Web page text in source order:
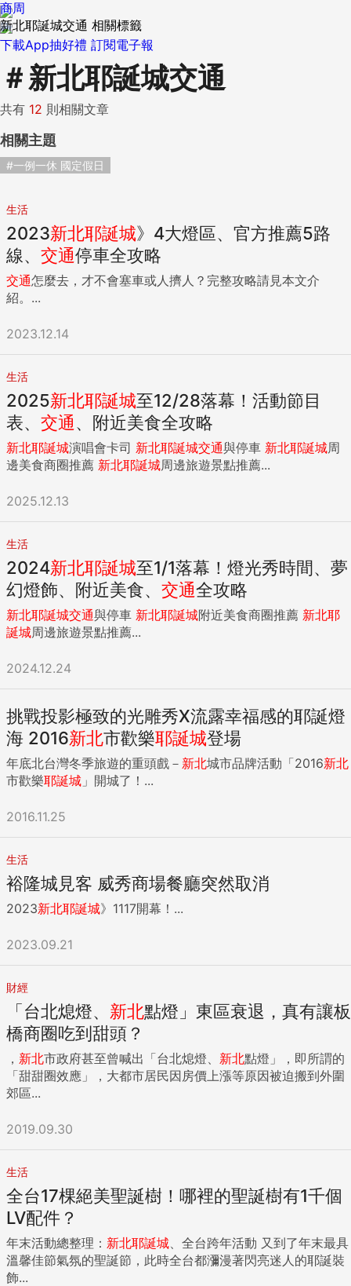
下載App抽好禮 訂閱電子報
商周
新北耶誕城交通 相關標籤
＃ 新北耶誕城交通
共有 12 則相關文章
相關主題
#一例一休 國定假日
生活
2023新北耶誕城》4大燈區、官方推薦5路
線、 交通停車全攻略
交通怎麼去，才不會塞車或人擠人？完整攻略請見本文介
紹。...
2023.12.14
生活
2025新北耶誕城至12/28落幕！活動節目
表、 交通、附近美食全攻略
新北耶誕城演唱會卡司 新北耶誕城交通與停車 新北耶誕城周
邊美食商圈推薦 新北耶誕城周邊旅遊景點推薦...
2025.12.13
生活
2024新北耶誕城至1/1落幕！燈光秀時間、夢
幻燈飾、附近美食、 交通全攻略
新北耶誕城交通與停車 新北耶誕城附近美食商圈推薦 新北耶
誕城周邊旅遊景點推薦...
2024.12.24
挑戰投影極致的光雕秀X流露幸福感的耶誕燈
海 2016新北市歡樂耶誕城登場
年底北台灣冬季旅遊的重頭戲－ 新北城市品牌活動「2016新北
市歡樂耶誕城 」開城了！...
2016.11.25
生活
裕隆城見客 威秀商場餐廳突然取消
2023新北耶誕城》1117開幕！...
2023.09.21
財經
「台北熄燈、 新北點燈」東區衰退，真有讓板
橋商圈吃到甜頭？
， 新北市政府甚至曾喊出「台北熄燈、 新北點燈」，即所謂的
「甜甜圈效應」，大都市居民因房價上漲等原因被迫搬到外圍
郊區...
2019.09.30
生活
全台17棵絕美聖誕樹！哪裡的聖誕樹有1千個
LV配件？
年末活動總整理： 新北耶誕城 、全台跨年活動 又到了年末最具
溫馨佳節氣氛的聖誕節，此時全台都瀰漫著閃亮迷人的耶誕裝
飾...